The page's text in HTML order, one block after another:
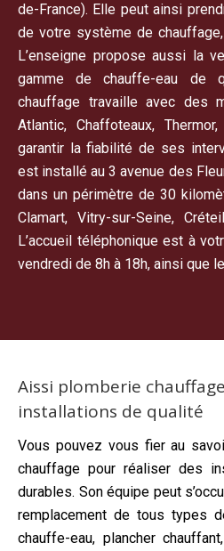
de-France). Elle peut ainsi
de votre système de
L’enseigne propose aussi la
gamme de chauffe-eau de
chauffage travaille avec des
Atlantic, Chaffoteaux,
garantir la fiabilité de ses
est installé au 3 avenue des
dans un périmètre de 30
Clamart, Vitry-sur-Seine,
L’accueil téléphonique est à
vendredi de 8h à 18h, ainsi que
Aissi plomberie
installations de qualité
Vous pouvez vous fier au
chauffage pour réaliser des
durables. Son équipe peut
remplacement de tous types
chauffe-eau, plancher